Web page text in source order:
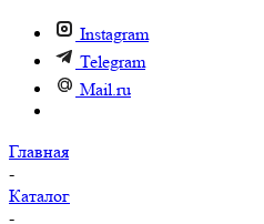
Instagram
Telegram
Mail.ru
Главная
-
Каталог
-